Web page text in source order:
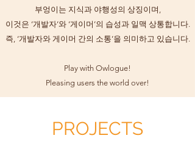
부엉이는 지식과 야행성의 상징이며,
이것은 ‘개발자’와 ‘게이머’의 습성과 일맥 상통합니다.
즉, ‘개발자와 게이머 간의 소통’을 의미하고 있습니다.
Play with Owlogue!
Pleasing users the world over!
PROJECTS